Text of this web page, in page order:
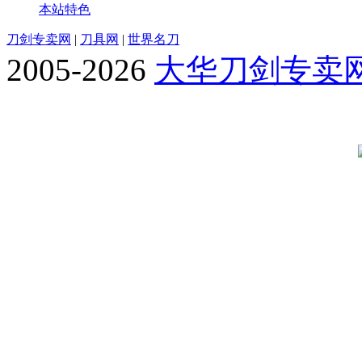
本站特色
刀剑专卖网 | 刀具网 | 世界名刀
2005-2026 大华刀剑专卖